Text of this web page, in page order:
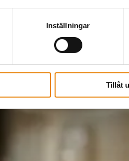
Inställningar
Tillåt